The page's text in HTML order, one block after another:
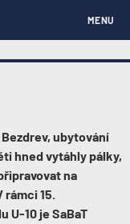
MENU
ubytování
hned vytáhly pálky,
na
15.
U-10 je SaBaT